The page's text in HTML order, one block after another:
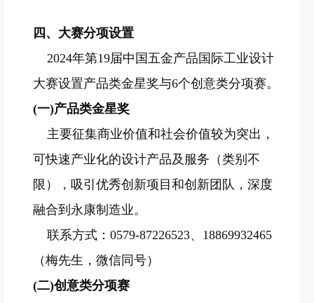
四、大赛分项设置
2024年第19届中国五金产品国际工业设计
大赛设置产品类金星奖与6个创意类分项赛。
(一)产品类金星奖
主要征集商业价值和社会价值较为突出，
可快速产业化的设计产品及服务（类别不
限），吸引优秀创新项目和创新团队，深度
融合到永康制造业。
联系方式：0579-87226523、18869932465
（梅先生，微信同号）
(二)创意类分项赛